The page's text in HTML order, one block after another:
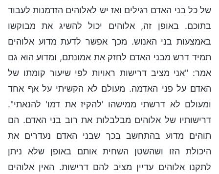
של כל בני האדם רגילים ואז יש לאלוהים הזדמנות לעבוד
בתוכם. באופן זה, אלוהים יכול להשיג את מבוקשו
באמצעות בני האנוש. מכך אפשר לדעת מדוע אלוהים
תמיד דרש מבני האדם לחזק את אמונתם, ומדוע הוא גם
אמר: "אני מציב דרישות ראויות לפי שיעור קומתו של
האדם על פני האדמה. מעולם לא הקשיתי על אף אחד
ומעולם לא דרשתי ממישהו 'להקיז את דמו' להנאתי".
דרישותיו של אלוהים מבלבלות את רוב בני האדם. הם
תוהים מדוע בהתחשב בכך שבני האדם נעדרים את
היכולת הזו ושהשטן השחית אותם באופן שלא ניתן
לתקנו אלוהים עדיין מציב להם דרישות. האין אלוהים